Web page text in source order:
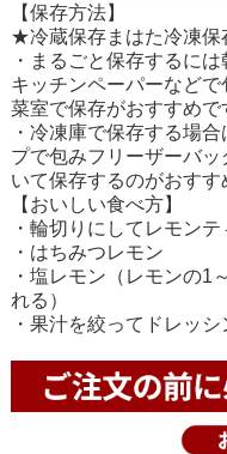
【保存方法】
★冷蔵保存まはた冷凍
・まるごと保存するに
キッチンペーパーなど
菜室で保存がおすすめで
・冷凍庫で保存する場
プで包みフリーザーバ
いて保存するのがおすす
【おいしい食べ方】
・輪切りにしてレモン
・はちみつレモン
・塩レモン（レモンの1
れる）
・果汁を絞ってドレッシ